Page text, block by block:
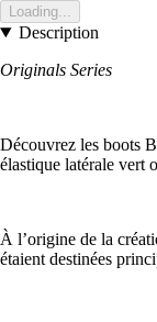
Loading...
Description
Originals Series
Découvrez les boots
élastique latérale vert
À l’origine de la
étaient destinées